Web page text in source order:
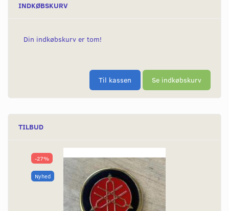
INDKØBSKURV
Din indkøbskurv er tom!
Til kassen Se indkøbskurv
TILBUD
-27%
Nyhed